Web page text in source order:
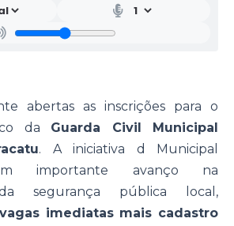
abertas as inscrições para o
da Guarda Civil Municipal
. A iniciativa d Municipal
importante avanço na
segurança pública local,
imediatas mais cadastro